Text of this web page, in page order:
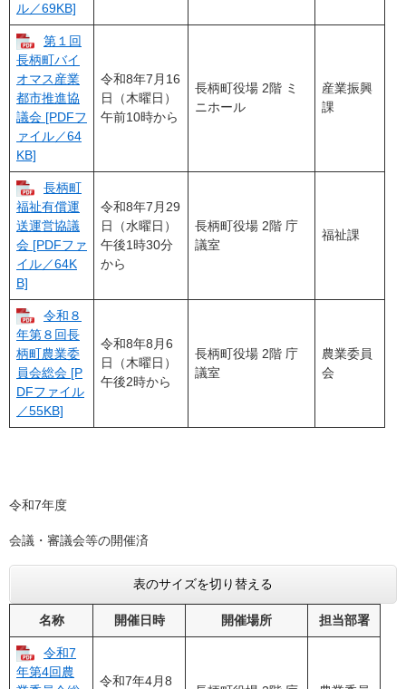
ル／69KB]
第１回
長柄町バイ
オマス産業
都市推進協
議会 [PDFフ
ァイル／64
KB]
令和8年7月16
日（木曜日）
午前10時から
長柄町役場 2階 ミ
ニホール
産業振興
課
長柄町
福祉有償運
送運営協議
会 [PDFファ
イル／64K
B]
令和8年7月29
日（水曜日）
午後1時30分
から
長柄町役場 2階 庁
議室
福祉課
令和８
年第８回長
柄町農業委
員会総会 [P
DFファイル
／55KB]
令和8年8月6
日（木曜日）
午後2時から
長柄町役場 2階 庁
議室
農業委員
会
令和7年度
会議・審議会等の開催済
表のサイズを切り替える
名称 開催日時 開催場所 担当部署
令和7
年第4回農
令和7年4月8